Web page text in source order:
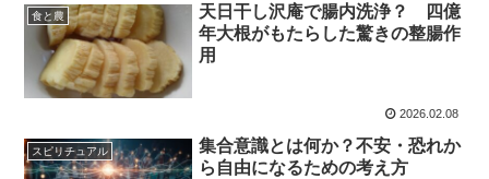
食と農
天日干し沢庵で腸内洗浄？ 四億
年大根がもたらした驚きの整腸作
用
2026.02.08
スピリチュアル
集合意識とは何か？不安・恐れか
ら自由になるための考え方